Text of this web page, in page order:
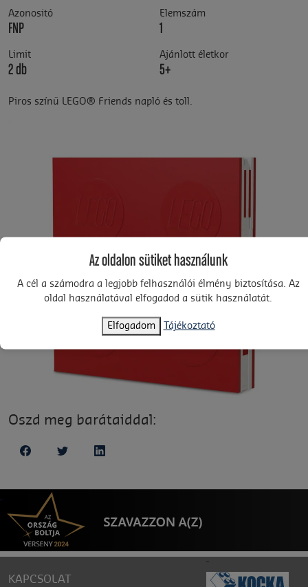
Azonositó
FNP
Elemszám
1
Limit
2 db
Ajánlott életkor
5+
Piros színű LEGO® Friends napló és toll.
Oszd meg barátaiddal:
KAPCSOLAT
Az oldalon sütiket használunk
A cél a számodra a legjobb felhasználói élmény biztosítása. Az
oldal használatával elfogadod a sütik használatát.
Elfogadom Tájékoztató